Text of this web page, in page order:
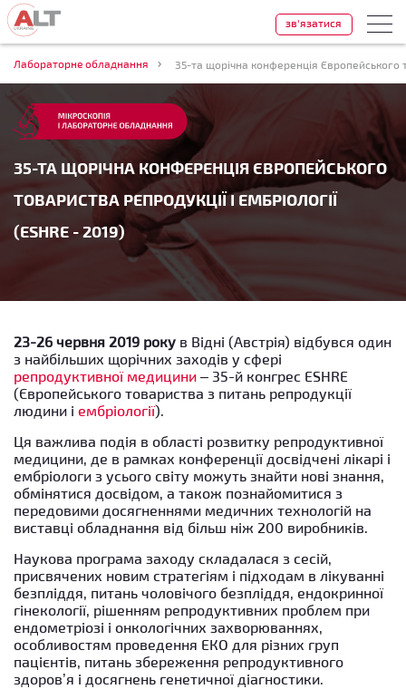
Лабораторне обладнання
35-ТА ЩОРІЧНА КОНФЕРЕНЦІЯ ЄВРОПЕЙСЬКОГО
ТОВАРИСТВА РЕПРОДУКЦІЇ І ЕМБРІОЛОГІЇ
(ESHRE - 2019)
зв'язатися
23-26 червня 2019 року в Відні (Австрія) відбувся один
з найбільших щорічних заходів у сфері
репродуктивної медицини – 35-й конгрес ESHRE
(Європейського товариства з питань репродукції
людини і ембріології).
Ця важлива подія в області розвитку репродуктивної
медицини, де в рамках конференції досвідчені лікарі і
ембріологи з усього світу можуть знайти нові знання,
обмінятися досвідом, а також познайомитися з
передовими досягненнями медичних технологій на
виставці обладнання від більш ніж 200 виробників.
Наукова програма заходу складалася з сесій,
присвячених новим стратегіям і підходам в лікуванні
безпліддя, питань чоловічого безпліддя, ендокринної
гінекології, рішенням репродуктивних проблем при
ендометріозі і онкологічних захворюваннях,
особливостям проведення ЕКО для різних груп
пацієнтів, питань збереження репродуктивного
здоров’я і досягнень генетичної діагностики.